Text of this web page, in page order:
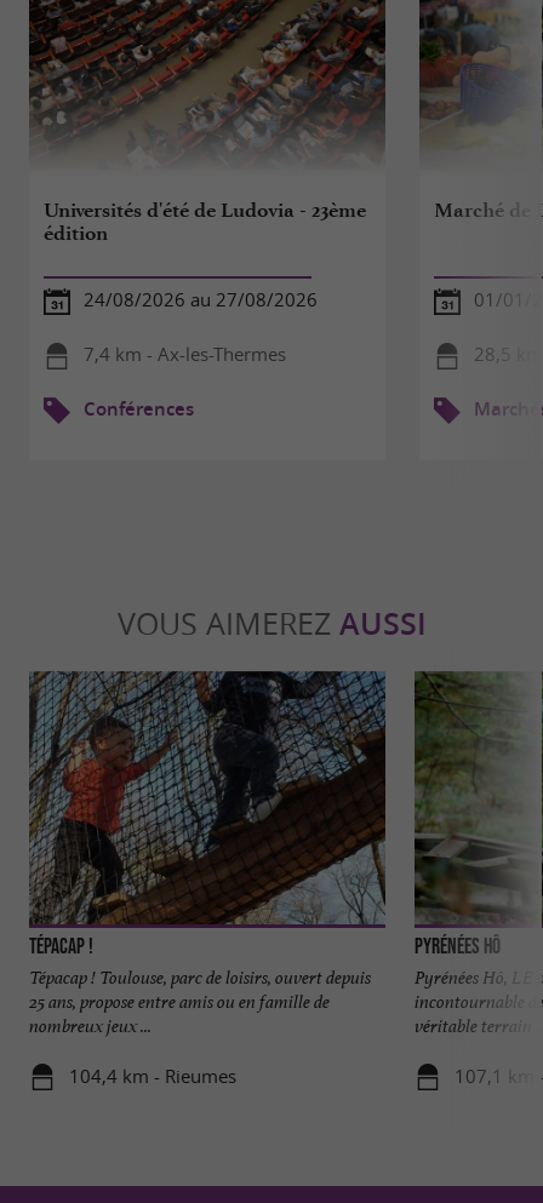
Universités d'été de Ludovia - 23ème
édition
24/08/2026 au 27/08/2026
7,4 km - Ax-les-Thermes
Conférences
Marché de
01/01/
28,5
VOUS AIMEREZ AUSSI
Tépacap !
Tépacap ! Toulouse, parc de loisirs, ouvert depuis
25 ans, propose entre amis ou en famille de
nombreux jeux ...
104,4 km - Rieumes
Pyrénées Hô
Pyrénées Hô, LE
incontournable
véritable terrain
107,1 km